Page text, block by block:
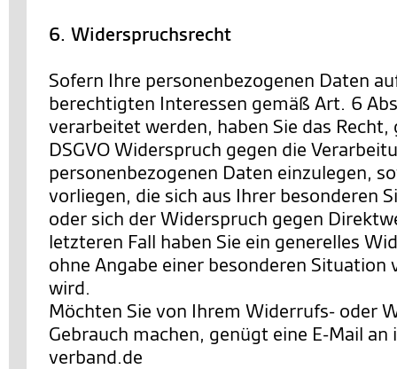
6. Widerspruchsrecht
Sofern Ihre personenbezogenen Daten
berechtigten Interessen gemäß Art. 6
verarbeitet werden, haben Sie das Recht,
DSGVO Widerspruch gegen die
personenbezogenen Daten einzulegen,
vorliegen, die sich aus Ihrer besonderen
oder sich der Widerspruch gegen
letzteren Fall haben Sie ein generelles
ohne Angabe einer besonderen Situation
wird.
Möchten Sie von Ihrem Widerrufs- oder
Gebrauch machen, genügt eine E-Mail an
verband.de